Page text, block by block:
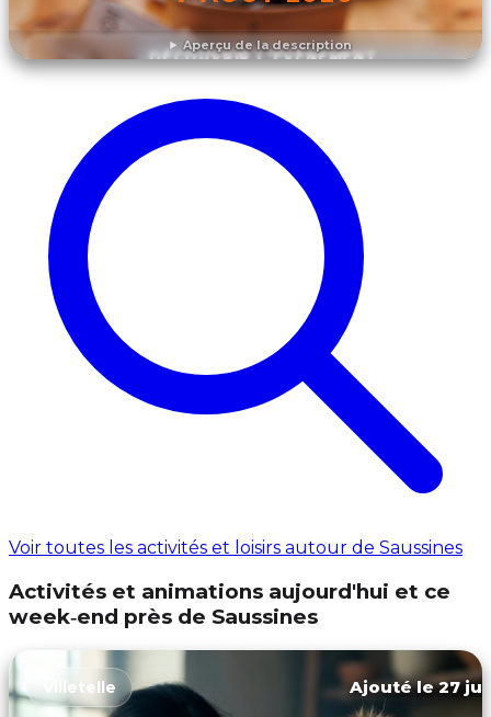
Aperçu de la description
DÉCOUVRIR L'ÉVÉNEMENT
Voir toutes les activités et loisirs autour de Saussines
Activités et animations aujourd'hui et ce
week‑end près de Saussines
Villetelle Ajouté le 27